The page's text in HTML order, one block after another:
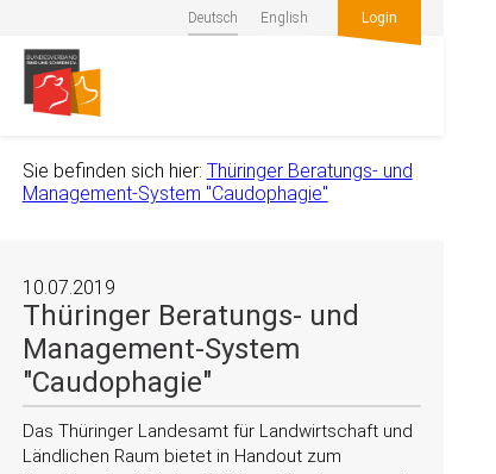
Deutsch English Login
Sie befinden sich hier: Thüringer Beratungs- und
Management-System "Caudophagie"
10.07.2019
Thüringer Beratungs- und
Management-System
"Caudophagie"
Das Thüringer Landesamt für Landwirtschaft und
Ländlichen Raum bietet in Handout zum